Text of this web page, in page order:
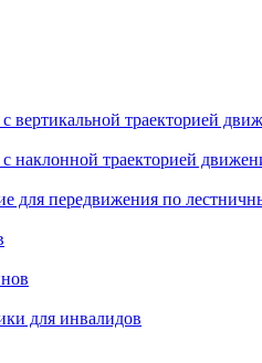
траекторией
наклонной траекторией
для передвижения по
для инвалидов